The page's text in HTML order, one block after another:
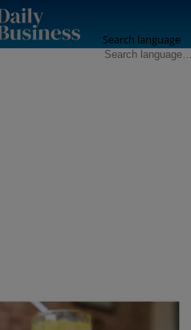
Search language